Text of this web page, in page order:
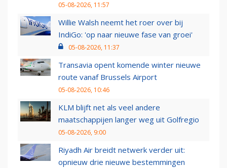
05-08-2026, 11:57
Willie Walsh neemt het roer over bij
IndiGo: 'op naar nieuwe fase van groei'
05-08-2026, 11:37
Transavia opent komende winter nieuwe
route vanaf Brussels Airport
05-08-2026, 10:46
KLM blijft net als veel andere
maatschappijen langer weg uit Golfregio
05-08-2026, 9:00
Riyadh Air breidt netwerk verder uit:
opnieuw drie nieuwe bestemmingen